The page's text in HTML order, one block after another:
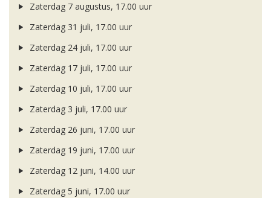
Zaterdag 7 augustus, 17.00 uur
Zaterdag 31 juli, 17.00 uur
Zaterdag 24 juli, 17.00 uur
Zaterdag 17 juli, 17.00 uur
Zaterdag 10 juli, 17.00 uur
Zaterdag 3 juli, 17.00 uur
Zaterdag 26 juni, 17.00 uur
Zaterdag 19 juni, 17.00 uur
Zaterdag 12 juni, 14.00 uur
Zaterdag 5 juni, 17.00 uur